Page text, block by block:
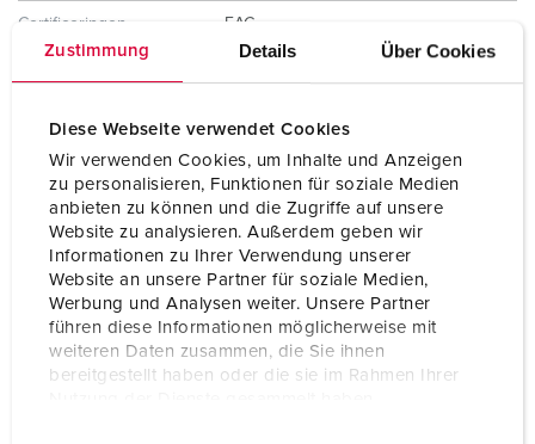
Zustimmung Details Über Cookies
Diese Webseite verwendet Cookies
Wir verwenden Cookies, um Inhalte und Anzeigen
zu personalisieren, Funktionen für soziale Medien
anbieten zu können und die Zugriffe auf unsere
Website zu analysieren. Außerdem geben wir
Informationen zu Ihrer Verwendung unserer
Website an unsere Partner für soziale Medien,
Werbung und Analysen weiter. Unsere Partner
führen diese Informationen möglicherweise mit
weiteren Daten zusammen, die Sie ihnen
bereitgestellt haben oder die sie im Rahmen Ihrer
Certificeringen EAC